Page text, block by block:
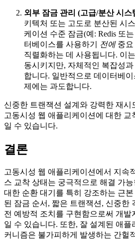
외부 잠금 관리 (고급/분산 시스
키텍처 또는 고도로 분산된 시
케이션 수준 잠금(예: Redis 또는
터베이스를 사용하기
전에중요
직렬화하는 데 사용됩니다. 이
동시키지만, 자체적인 복잡성
합니다. 일반적으로 데이터베
제에는 과도합니다.
신중한 트랜잭션 설계와 강력한 재시
고동시성 웹 애플리케이션에 대한 교
일 수 있습니다.
결론
고동시성 웹 애플리케이션에서 지속
스 교착 상태는 궁극적으로 해결 가능
대한 순환 대기를 특히 강조하는 근
된 잠금 순서, 짧은 트랜잭션, 신중한
전 예방적 조치를 구현함으로써 개발
일 수 있습니다. 또한, 잘 설계된 애플
커니즘은 불가피하게 발생하는 간헐